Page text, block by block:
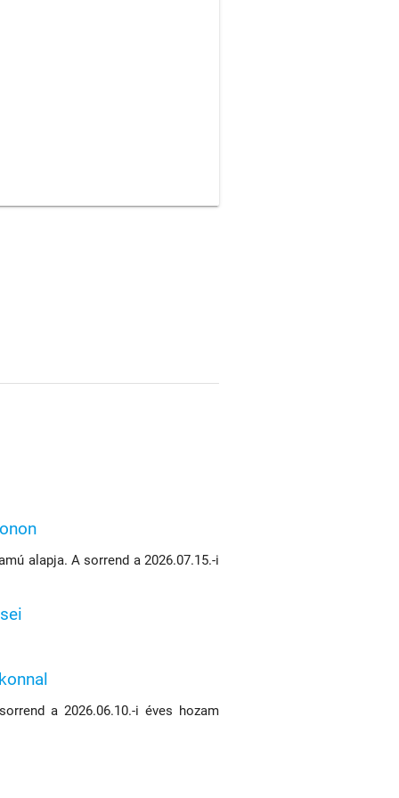
alapja. A sorrend a 2026.07.15.-i
a 2026.06.10.-i éves hozam